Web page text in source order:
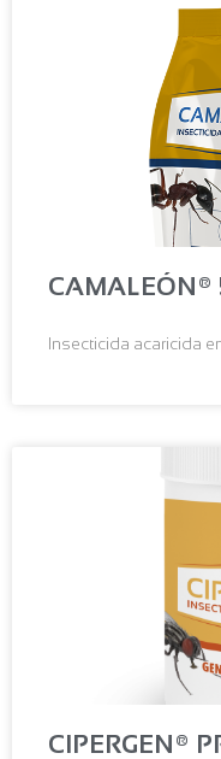
CAMALEÓN®
Insecticida acaricida
CIPERGEN®